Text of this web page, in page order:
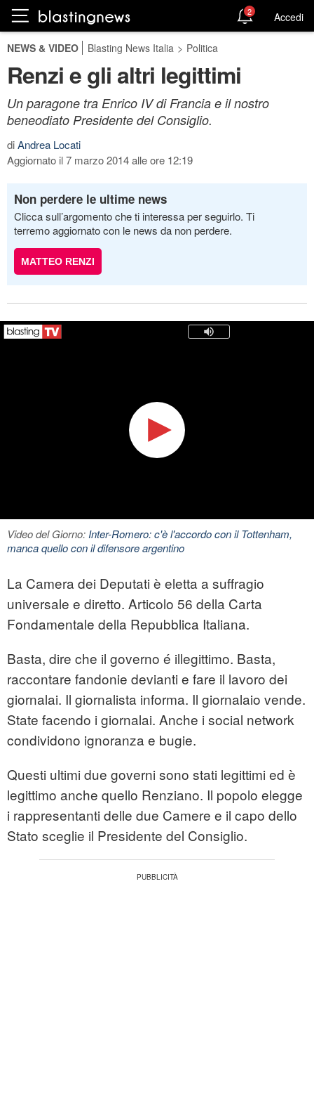
2 Accedi
NEWS & VIDEO Blasting News Italia > Politica
Renzi e gli altri legittimi
Un paragone tra Enrico IV di Francia e il nostro
beneodiato Presidente del Consiglio.
diAndrea Locati
Aggiornato il 7 marzo 2014 alle ore 12:19
Non perdere le ultime news
Clicca sull’argomento che ti interessa per seguirlo. Ti
terremo aggiornato con le news da non perdere.
MATTEO RENZI
Video del Giorno: Inter-Romero: c'è l'accordo con il Tottenham,
manca quello con il difensore argentino
La Camera dei Deputati è eletta a suffragio
universale e diretto. Articolo 56 della Carta
Fondamentale della Repubblica Italiana.
Basta, dire che il governo é illegittimo. Basta,
raccontare fandonie devianti e fare il lavoro dei
giornalai. Il giornalista informa. Il giornalaio vende.
State facendo i giornalai. Anche i social network
condividono ignoranza e bugie.
Questi ultimi due governi sono stati legittimi ed è
legittimo anche quello Renziano. Il popolo elegge
i rappresentanti delle due Camere e il capo dello
Stato sceglie il Presidente del Consiglio.